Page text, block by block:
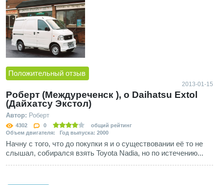
Положительный отзыв
2013-01-15
Роберт (Междуреченск ), о Daihatsu Extol
(Дайхатсу Экстол)
Автор: Роберт
4302 0
общий рейтинг
Объем двигателя: Год выпуска: 2000
Начну с того, что до покупки я и о существовании её то не
слышал, собирался взять Toyota Nadia, но по истечению...